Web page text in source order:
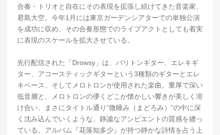
合奏・トリオと自在にその表現を拡張し続けてきた音楽家、
君島大空。今年1月には東京ガーデンシアターでの単独公演
を成功に収め、その合奏形態でのライブアクトとしても着実
に表現のスケールを拡大させている。
先行配信された「Drowsy」は、バリトンギター、エレキギ
ター、アコースティックギターという3種類のギターとエレ
キベース、そしてメロトロンが使用された楽曲。重厚で深い
低音層と、メロトロンの儚くどこか懐かしい響きが美しく溶
け合い、まさにタイトル通り“微睡み（まどろみ）”の中に深
く沈み込んでいくような、静謐なアンビエントの質感を纏っ
ている。アルバム『花落知多少』が持つ静かな詩情を占う上